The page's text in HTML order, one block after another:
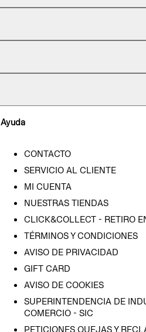
Ayuda
CONTACTO
SERVICIO AL CLIENTE
MI CUENTA
NUESTRAS TIENDAS
CLICK&COLLECT - RETIRO
TÉRMINOS Y CONDICIONES
AVISO DE PRIVACIDAD
GIFT CARD
AVISO DE COOKIES
SUPERINTENDENCIA DE
COMERCIO - SIC
PETICIONES QUEJAS Y